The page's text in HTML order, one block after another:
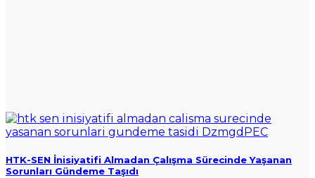
HTK-SEN İnisiyatifi Almadan Çalışma Sürecinde Yaşanan
Sorunları Gündeme Taşıdı